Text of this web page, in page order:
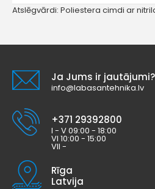
Atslēgvārdi: Poliestera cimdi ar
Ja Jums ir jautājumi?
info@labasantehnika.lv
+371 29392800
I - V 09:00 - 18:00
VI 10:00 - 15:00
VII -
Rīga
Latvija